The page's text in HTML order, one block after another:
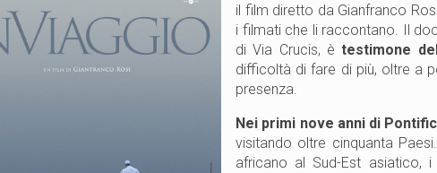
il film diretto da Gianfranco
i filmati che li raccontano. Il
di Via Crucis, è testimone
difficoltà di fare di più, oltre a
presenza.
Nei primi nove anni di
visitando oltre cinquanta
africano al Sud-Est asiatico,